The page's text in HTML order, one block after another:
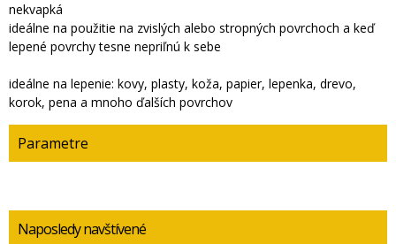
nekvapká
ideálne na použitie na zvislých alebo stropných povrchoch a keď
lepené povrchy tesne nepriľnú k sebe
ideálne na lepenie: kovy, plasty, koža, papier, lepenka, drevo,
korok, pena a mnoho ďalších povrchov
Parametre
Naposledy navštívené